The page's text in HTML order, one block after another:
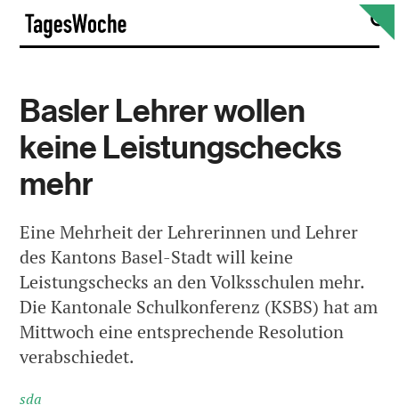
Skip
content
Basler Lehrer wollen
keine Leistungschecks
mehr
Eine Mehrheit der Lehrerinnen und Lehrer
des Kantons Basel-Stadt will keine
Leistungschecks an den Volksschulen mehr.
Die Kantonale Schulkonferenz (KSBS) hat am
Mittwoch eine entsprechende Resolution
verabschiedet.
sda